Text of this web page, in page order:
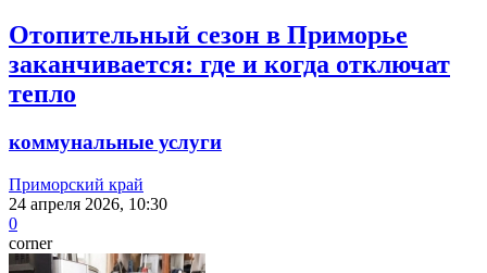
Отопительный сезон в Приморье
заканчивается: где и когда отключат
тепло
коммунальные услуги
Приморский край
24 апреля 2026, 10:30
0
corner